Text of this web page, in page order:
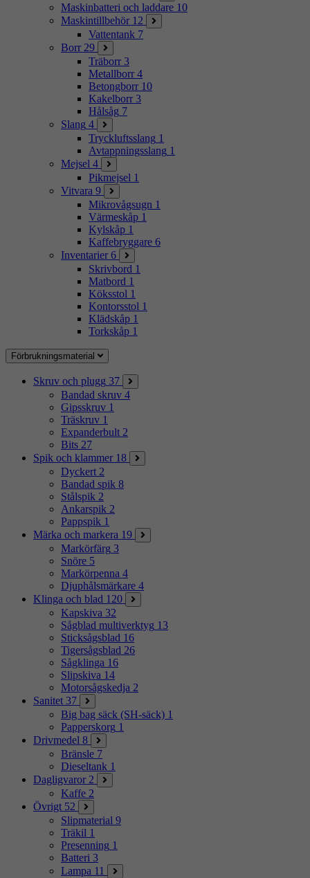
Maskinbatteri och laddare 10
Maskintillbehör 12
Vattentank 7
Borr 29
Träborr 3
Metallborr 4
Betongborr 10
Kakelborr 3
Hålsåg 7
Slang 4
Tryckluftsslang 1
Avtappningsslang 1
Mejsel 4
Pikmejsel 1
Vitvara 9
Mikrovågsugn 1
Värmeskåp 1
Kylskåp 1
Kaffebryggare 6
Inventarier 6
Skrivbord 1
Matbord 1
Köksstol 1
Kontorsstol 1
Klädskåp 1
Torkskåp 1
Förbrukningsmaterial
Skruv och plugg 37
Bandad skruv 4
Gipsskruv 1
Träskruv 1
Expanderbult 2
Bits 27
Spik och klammer 18
Dyckert 2
Bandad spik 8
Stålspik 2
Ankarspik 2
Pappspik 1
Märka och markera 19
Markörfärg 3
Snöre 5
Markörpenna 4
Djuphålsmärkare 4
Klinga och blad 120
Kapskiva 32
Sågblad multiverktyg 13
Sticksågsblad 16
Tigersågsblad 26
Sågklinga 16
Slipskiva 14
Motorsågskedja 2
Sanitet 37
Big bag säck (SH-säck) 1
Papperskorg 1
Drivmedel 8
Bränsle 7
Dieseltank 1
Dagligvaror 2
Kaffe 2
Övrigt 52
Slipmaterial 9
Träkil 1
Presenning 1
Batteri 3
Lampa 11